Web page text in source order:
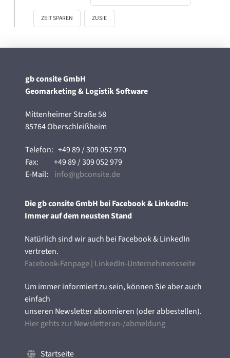
ZEIT SPAREN ZUSIE
gb consite GmbH
Geomarketing & Logistik Software
Mittenheimer Straße 58
85764 Oberschleißheim
Telefon:+49 89 / 309 052 970
Fax:+49 89 / 309 052 979
E-Mail: info@gbconsite.de
Die gb consite GmbH bei Facebook & LinkedIn:
Immer auf dem neusten Stand
Natürlich sind wir auch bei Facebook & LinkedIn
vertreten.
Facebook-Fanpage| LinkedIn-Unternehmensseite
Um immer informiert zu sein, können Sie aber auch
einfach
unseren Newsletter abonnieren (oder abbestellen).
Hier gehts zur Newsletteran-/abmeldung
Startseite